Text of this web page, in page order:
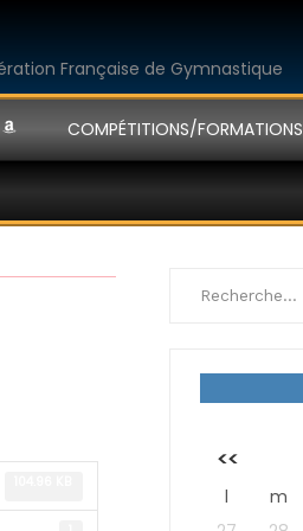
COMPÉTITIONS/FORMATIONS
<<
l m